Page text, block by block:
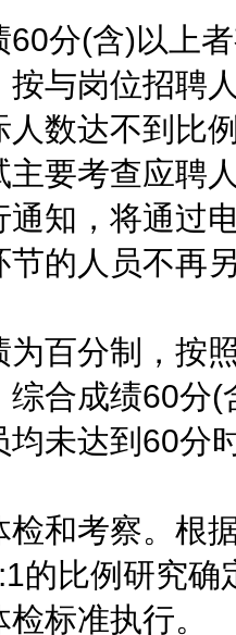
(含)以上者
按与岗位招聘
人数达不到比
主要考查应聘
通知，将通过
节的人员不再
分制，按照
综合成绩60分
均未达到60分
考察。根据
的比例研究
标准执行。